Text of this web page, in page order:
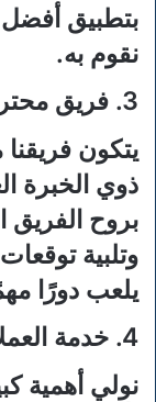
بتطبيق
نقوم به.
3. فريق محترف
يتكون
ذوي الخبرة
بروح الفريق
وتلبية
يلعب دورًا
4. خدمة العملاء
نولي أهمية